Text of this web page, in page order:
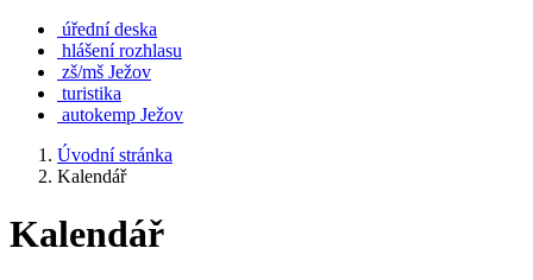
úřední deska
hlášení rozhlasu
zš/mš Ježov
turistika
autokemp Ježov
Úvodní stránka
Kalendář
Kalendář